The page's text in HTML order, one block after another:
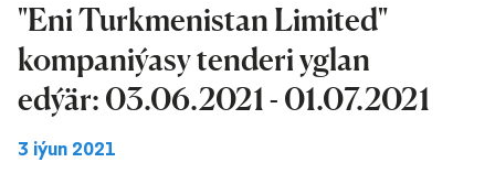
"Eni Turkmenistan Limited"
kompaniýasy tenderi yglan
edýär: 03.06.2021 - 01.07.2021
3 iýun 2021